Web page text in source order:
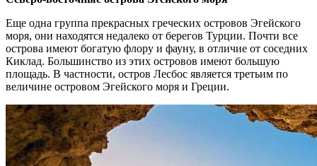
Еще одна группа прекрасных греческих островов Эгейского
моря, они находятся недалеко от берегов Турции. Почти все
острова имеют богатую флору и фауну, в отличие от соседних
Киклад. Большинство из этих островов имеют большую
площадь. В частности, остров Лесбос является третьим по
величине островом Эгейского моря и Греции.